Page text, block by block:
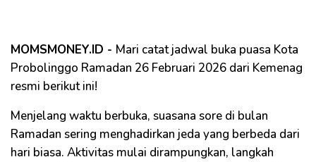
MOMSMONEY.ID - Mari catat jadwal buka puasa Kota
Probolinggo Ramadan 26 Februari 2026 dari Kemenag
resmi berikut ini!
Menjelang waktu berbuka, suasana sore di bulan
Ramadan sering menghadirkan jeda yang berbeda dari
hari biasa. Aktivitas mulai dirampungkan, langkah